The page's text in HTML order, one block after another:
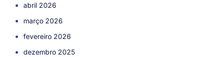
abril 2026
março 2026
fevereiro 2026
dezembro 2025